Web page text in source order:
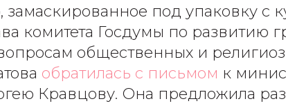
замаскированное под упаковку с
комитета Госдумы по развитию
общественных и
обратилась с письмом к
Кравцову. Она предложила